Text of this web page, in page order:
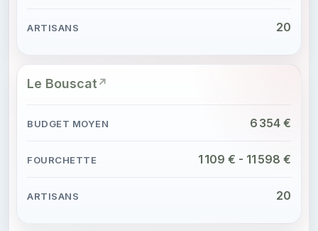
20
Le Bouscat
6 354 €
1 109 € - 11 598 €
20